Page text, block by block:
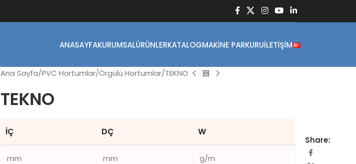
ANASAYFAKURUMSALÜRÜNLERKATALOGMAKINE PARKURUİLETIŞIM
Ana Sayfa PVC Hortumlar Örgülü Hortumlar TEKNO
TEKNO
İÇ DÇ W
mm mm g/m
Share: